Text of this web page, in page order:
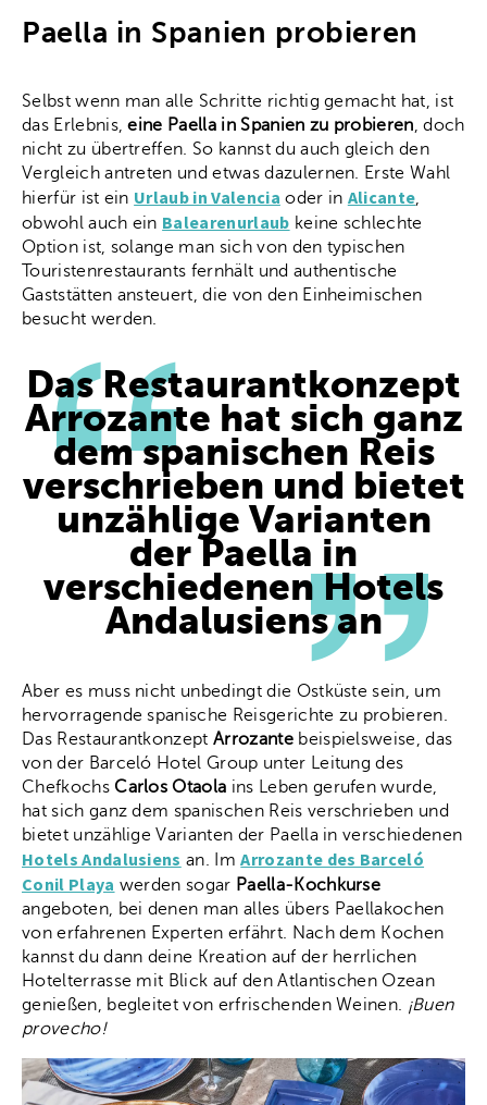
Paella in Spanien probieren
Selbst wenn man alle Schritte richtig gemacht hat, ist
das Erlebnis,eine Paella in Spanien zu probieren, doch
nicht zu übertreffen. So kannst du auch gleich den
Vergleich antreten und etwas dazulernen. Erste Wahl
hierfür ist ein Urlaub in Valencia oder in Alicante,
obwohl auch ein Balearenurlaub keine schlechte
Option ist, solange man sich von den typischen
Touristenrestaurants fernhält und authentische
Gaststätten ansteuert, die von den Einheimischen
besucht werden.
Das Restaurantkonzept
Arrozante hat sich ganz
dem spanischen Reis
verschrieben und bietet
unzählige Varianten
der Paella in
verschiedenen Hotels
Andalusiens an
Aber es muss nicht unbedingt die Ostküste sein, um
hervorragende spanische Reisgerichte zu probieren.
Das RestaurantkonzeptArrozantebeispielsweise, das
von der Barceló Hotel Group unter Leitung des
Chefkochs Carlos Otaola ins Leben gerufen wurde,
hat sich ganz dem spanischen Reis verschrieben und
bietet unzählige Varianten der Paella in verschiedenen
Hotels Andalusiens an. ImArrozante des Barceló
Conil Playa werden sogar Paella-Kochkurse
angeboten, bei denen man alles übers Paellakochen
von erfahrenen Experten erfährt. Nach dem Kochen
kannst du dann deine Kreation auf der herrlichen
Hotelterrasse mit Blick auf den Atlantischen Ozean
genießen, begleitet von erfrischenden Weinen. ¡Buen
provecho!